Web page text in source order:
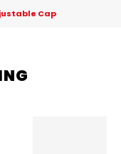
Cap